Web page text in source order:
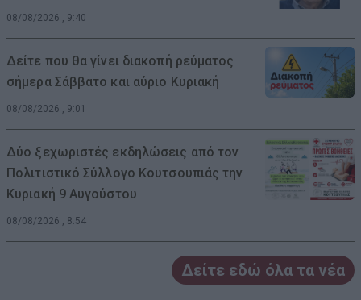
08/08/2026 , 9:40
Δείτε που θα γίνει διακοπή ρεύματος
σήμερα Σάββατο και αύριο Κυριακή
08/08/2026 , 9:01
Δύο ξεχωριστές εκδηλώσεις από τον
Πολιτιστικό Σύλλογο Κουτσουπιάς την
Κυριακή 9 Αυγούστου
08/08/2026 , 8:54
Δείτε εδώ όλα τα νέα